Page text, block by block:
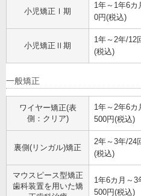
小児矯正Ⅰ期
1年～1年6カ
0円(税込)
小児矯正Ⅱ期
1年～2年/12
(税込)
一般矯正
ワイヤー矯正(表
側：クリア)
1年～2年6カ
500円(税込)
裏側(リンガル)矯正
2年～3年/24
(税込)
マウスピース型矯正
歯科装置を用いた矯
1年6カ月～3
500円(税込)